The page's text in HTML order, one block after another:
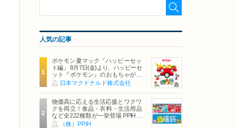
人気の記事
ポケモン夏マック「ハッピーセッ
ト編」 8月7日(金)より、ハッピーセ
ット『ポケモン』のおもちゃが期
間限定登場
日本マクドナルド株式会社
物価高に応える生活応援とワクワ
クを両立！食品・衣料・生活用品
など全222種類が一挙登場 PPIHグ
ループ「夏福袋」＆セール 8月6日
（株）PPIH